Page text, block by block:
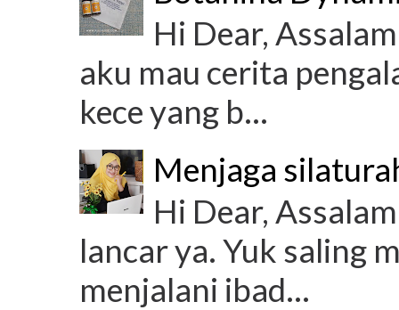
Hi Dear,
aku mau cerita
kece yang b...
Menjaga
Hi Dear,
lancar ya. Yuk saling
menjalani ibad...